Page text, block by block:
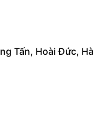
Tấn, Hoài Đức, Hà